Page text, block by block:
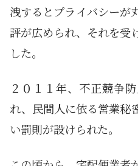
洩するとプライバシーが
評が広められ、それを受
した。
２０１１年、不正競争
れ、民間人に依る営業秘
い罰則が設けられた。